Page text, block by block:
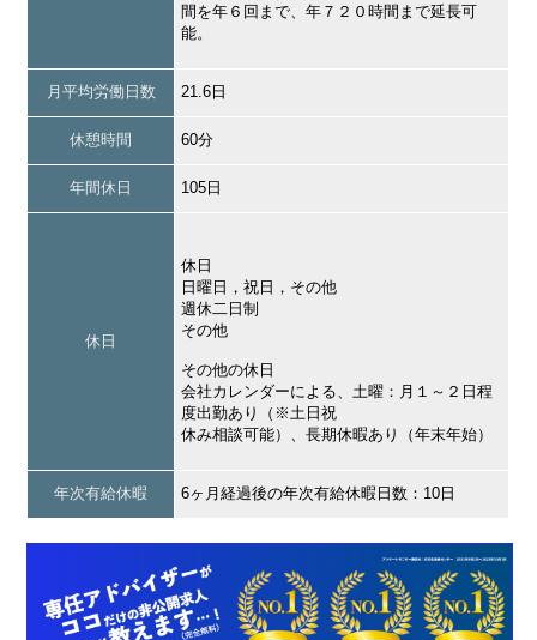
間を年６回まで、年７２０時間まで延長可
能。
月平均労働日数 21.6日
休憩時間 60分
年間休日 105日
休日
休日
日曜日，祝日，その他
週休二日制
その他
その他の休日
会社カレンダーによる、土曜：月１～２日程
度出勤あり（※土日祝
休み相談可能）、長期休暇あり（年末年始）
年次有給休暇 6ヶ月経過後の年次有給休暇日数：10日